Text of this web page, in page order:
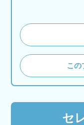
この
セ